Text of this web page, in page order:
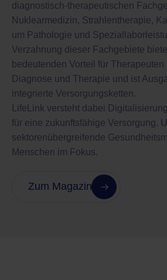
diagnostisch-therapeutischen
Nuklearmedizin, Strahlentherapie,
um Pathologie und
Verzahnung dieser Fachgebiete
bedeutenden Vorteil für
Diagnose und Therapie und ist
integrierte Versorgungsketten.
LifeLink versteht dabei
für eine zukunftsfähige Versorgung.
sektorenübergreifende
Menschen im Fokus.
Zum Magazin